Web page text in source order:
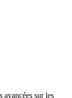
avancées sur les